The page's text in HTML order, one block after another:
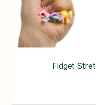
Fidget